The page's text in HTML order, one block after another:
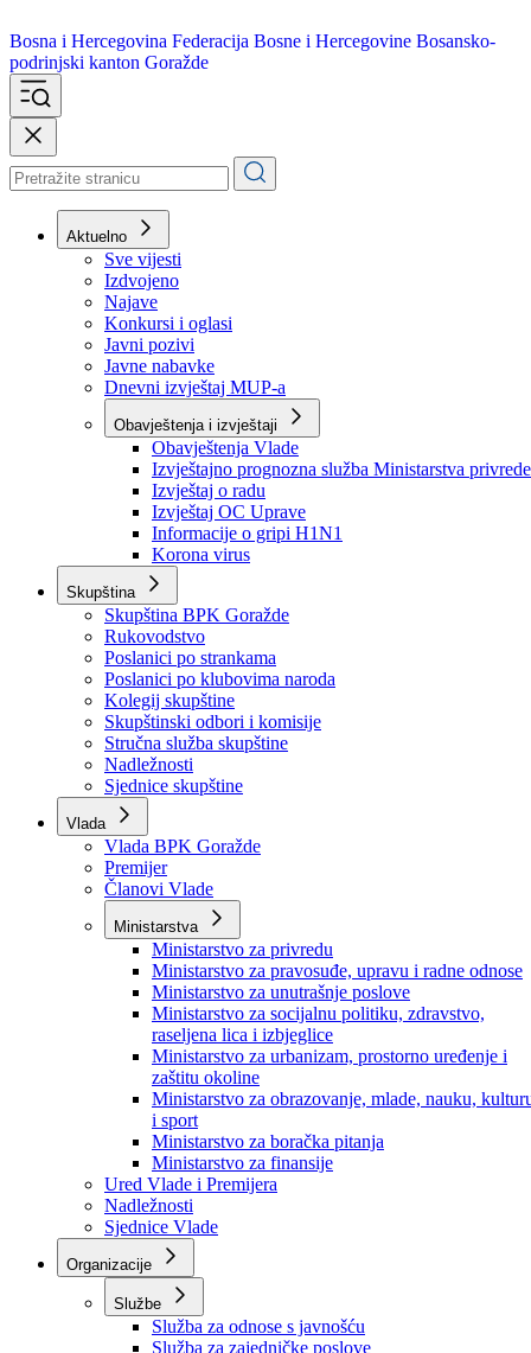
Bosna i Hercegovina
podrinjski kanton Goražde
Aktuelno
Sve vijesti
Izdvojeno
Najave
Konkursi i oglasi
Javni pozivi
Javne nabavke
Dnevni izvještaj MUP-a
Obavještenja i izvještaji
Obavještenja Vlade
Izvještajno prognozna služba Ministarstva privrede
Izvještaj o radu
Izvještaj OC Uprave
Informacije o gripi H1N1
Korona virus
Skupština
Skupština BPK Goražde
Rukovodstvo
Poslanici po strankama
Poslanici po klubovima naroda
Kolegij skupštine
Skupštinski odbori i komisije
Stručna služba skupštine
Nadležnosti
Sjednice skupštine
Vlada
Vlada BPK Goražde
Premijer
Članovi Vlade
Ministarstva
Ministarstvo za privredu
Ministarstvo za pravosuđe, upravu i radne odnose
Ministarstvo za unutrašnje poslove
Ministarstvo za socijalnu politiku, zdravstvo,
raseljena lica i izbjeglice
Ministarstvo za urbanizam, prostorno uređenje i
zaštitu okoline
Ministarstvo za obrazovanje, mlade, nauku,
i sport
Ministarstvo za boračka pitanja
Ministarstvo za finansije
Ured Vlade i Premijera
Nadležnosti
Sjednice Vlade
Organizacije